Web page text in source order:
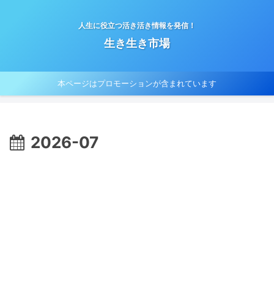
人生に役立つ活き活き情報を発信！
生き生き市場
本ページはプロモーションが含まれています
2026-07